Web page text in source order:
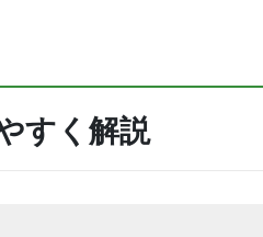
すく解説